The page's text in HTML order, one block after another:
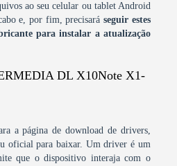
ao seu celular ou tablet Android
e, por fim, precisaráseguir estes
para instalar a atualização
DL X10Note X1-
a página de download de drivers,
oficial para baixar. Um driver é um
que o dispositivo interaja com o